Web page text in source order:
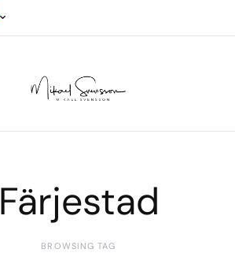
Färjestad
BROWSING TAG